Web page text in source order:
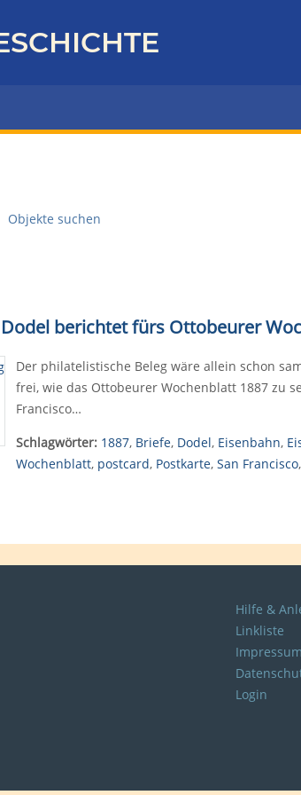
Objekte suchen
Dodel berichtet fürs Ottobeurer
Der philatelistische Beleg wäre allein schon
frei, wie das Ottobeurer Wochenblatt 1887 zu
Francisco…
Schlagwörter: 1887, Briefe, Dodel, Eisenbahn,
Wochenblatt, postcard, Postkarte, San Francisco,
Hilfe &
Linkliste
Impressum
Login